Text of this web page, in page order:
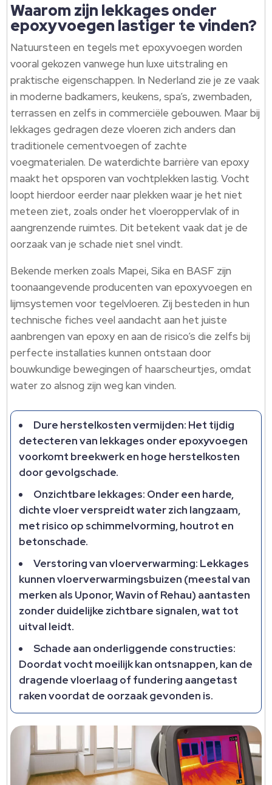
Waarom zijn lekkages onder
epoxyvoegen lastiger te vinden?
Natuursteen en tegels met epoxyvoegen worden
vooral gekozen vanwege hun luxe uitstraling en
praktische eigenschappen. In Nederland zie je ze vaak
in moderne badkamers, keukens, spa’s, zwembaden,
terrassen en zelfs in commerciële gebouwen. Maar bij
lekkages gedragen deze vloeren zich anders dan
traditionele cementvoegen of zachte
voegmaterialen. De waterdichte barrière van epoxy
maakt het opsporen van vochtplekken lastig. Vocht
loopt hierdoor eerder naar plekken waar je het niet
meteen ziet, zoals onder het vloeroppervlak of in
aangrenzende ruimtes. Dit betekent vaak dat je de
oorzaak van je schade niet snel vindt.
Bekende merken zoals Mapei, Sika en BASF zijn
toonaangevende producenten van epoxyvoegen en
lijmsystemen voor tegelvloeren. Zij besteden in hun
technische fiches veel aandacht aan het juiste
aanbrengen van epoxy en aan de risico’s die zelfs bij
perfecte installaties kunnen ontstaan door
bouwkundige bewegingen of haarscheurtjes, omdat
water zo alsnog zijn weg kan vinden.
Dure herstelkosten vermijden: Het tijdig
detecteren van lekkages onder epoxyvoegen
voorkomt breekwerk en hoge herstelkosten
door gevolgschade.
Onzichtbare lekkages: Onder een harde,
dichte vloer verspreidt water zich langzaam,
met risico op schimmelvorming, houtrot en
betonschade.
Verstoring van vloerverwarming: Lekkages
kunnen vloerverwarmingsbuizen (meestal van
merken als Uponor, Wavin of Rehau) aantasten
zonder duidelijke zichtbare signalen, wat tot
uitval leidt.
Schade aan onderliggende constructies:
Doordat vocht moeilijk kan ontsnappen, kan de
dragende vloerlaag of fundering aangetast
raken voordat de oorzaak gevonden is.